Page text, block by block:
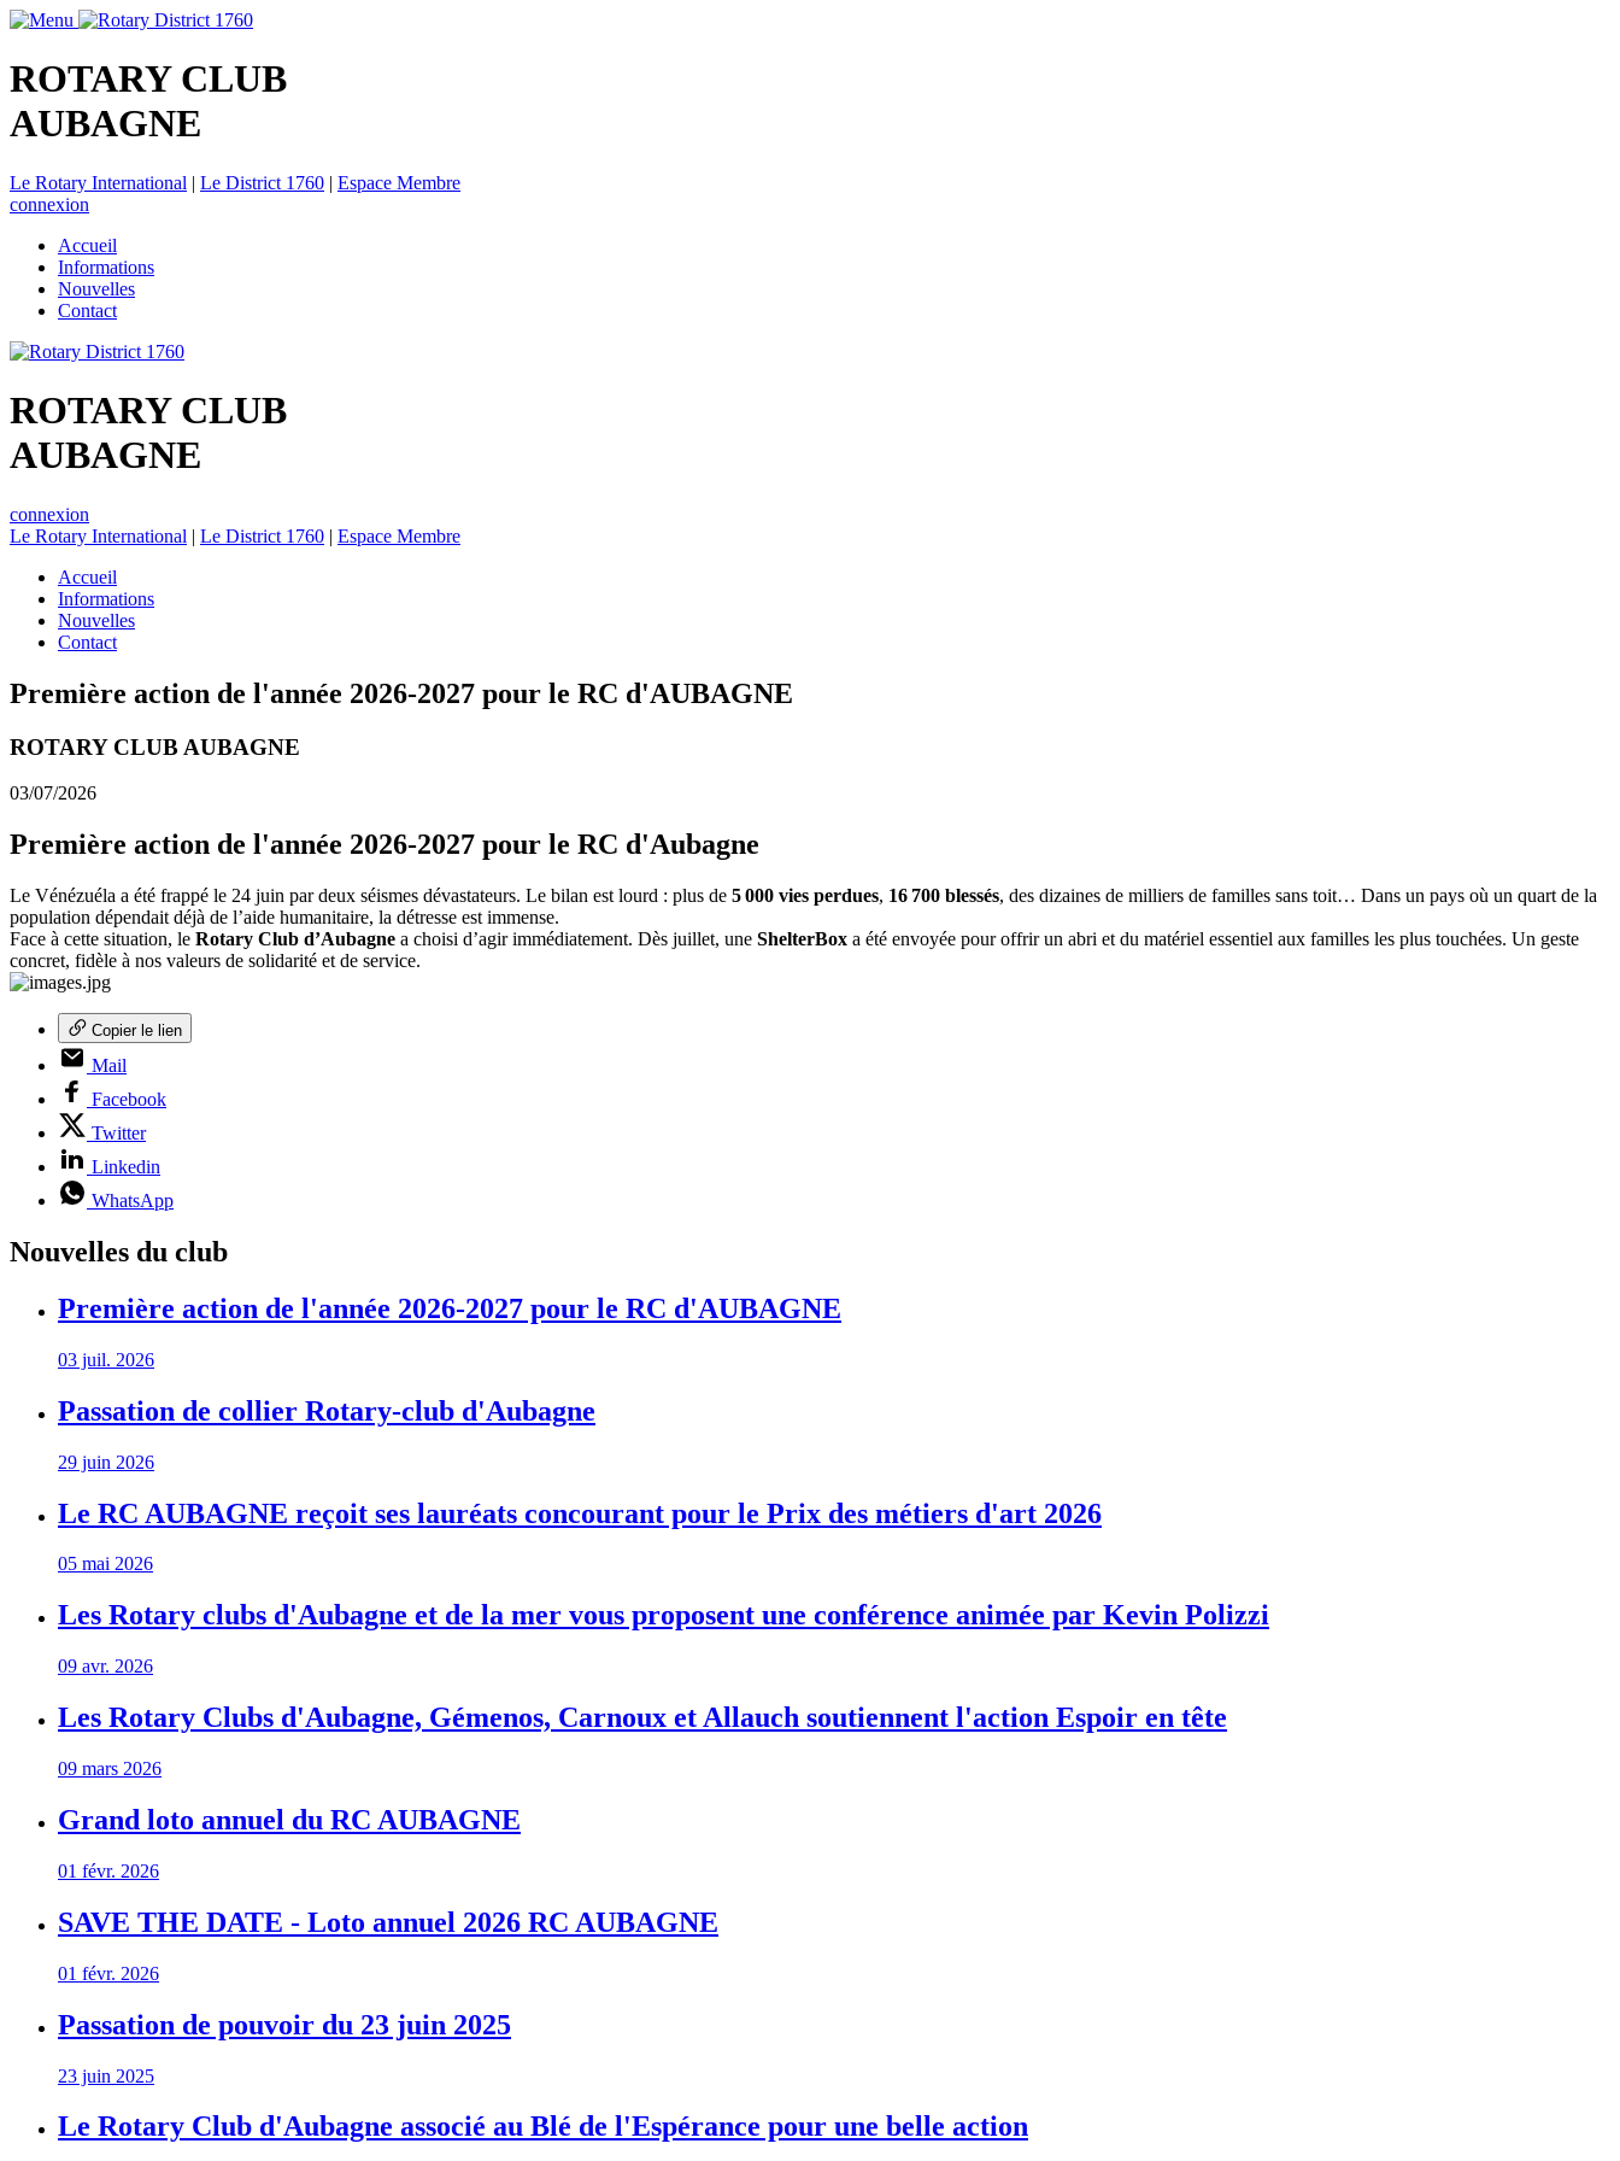
ROTARY CLUB
AUBAGNE
Le Rotary International | Le District 1760 | Espace Membre
connexion
Accueil
Informations
Nouvelles
Contact
ROTARY CLUB
AUBAGNE
connexion
Le Rotary International | Le District 1760 | Espace Membre
Accueil
Informations
Nouvelles
Contact
Première action de l'année 2026-2027 pour le RC d'AUBAGNE
ROTARY CLUB AUBAGNE
03/07/2026
Première action de l'année 2026-2027 pour le RC d'Aubagne
Le Vénézuéla a été frappé le 24 juin par deux séismes dévastateurs. Le bilan est lourd : plus de 5 000 vies perdues, 16 700 blessés, des dizaines de milliers de familles sans toit… Dans un pays où un quart de la
population dépendait déjà de l’aide humanitaire, la détresse est immense.
Face à cette situation, le Rotary Club d’Aubagne a choisi d’agir immédiatement. Dès juillet, une ShelterBox a été envoyée pour offrir un abri et du matériel essentiel aux familles les plus touchées. Un geste
concret, fidèle à nos valeurs de solidarité et de service.
Copier le lien
Mail
Facebook
Twitter
Linkedin
WhatsApp
Nouvelles du club
Première action de l'année 2026-2027 pour le RC d'AUBAGNE
03 juil. 2026
Passation de collier Rotary-club d'Aubagne
29 juin 2026
Le RC AUBAGNE reçoit ses lauréats concourant pour le Prix des métiers d'art 2026
05 mai 2026
Les Rotary clubs d'Aubagne et de la mer vous proposent une conférence animée par Kevin Polizzi
09 avr. 2026
Les Rotary Clubs d'Aubagne, Gémenos, Carnoux et Allauch soutiennent l'action Espoir en tête
09 mars 2026
Grand loto annuel du RC AUBAGNE
01 févr. 2026
SAVE THE DATE - Loto annuel 2026 RC AUBAGNE
01 févr. 2026
Passation de pouvoir du 23 juin 2025
23 juin 2025
Le Rotary Club d'Aubagne associé au Blé de l'Espérance pour une belle action